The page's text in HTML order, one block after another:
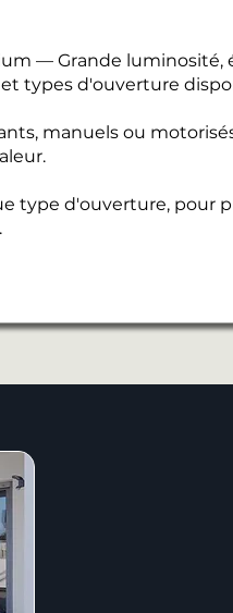
— Grande luminosité,
types d'ouverture
manuels ou
type d'ouverture, pour